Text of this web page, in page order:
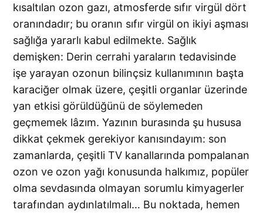
kısaltılan ozon gazı, atmosferde sıfır virgül dört
oranındadır; bu oranın sıfır virgül on ikiyi aşması
sağlığa yararlı kabul edilmekte. Sağlık
demişken: Derin cerrahi yaraların tedavisinde
işe yarayan ozonun bilinçsiz kullanımının başta
karaciğer olmak üzere, çeşitli organlar üzerinde
yan etkisi görüldüğünü de söylemeden
geçmemek lâzım. Yazının burasında şu hususa
dikkat çekmek gerekiyor kanısındayım: son
zamanlarda, çeşitli TV kanallarında pompalanan
ozon ve ozon yağı konusunda halkımız, popüler
olma sevdasında olmayan sorumlu kimyagerler
tarafından aydınlatılmalı… Bu noktada, hemen